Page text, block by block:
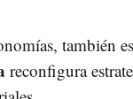
también
reconfigura